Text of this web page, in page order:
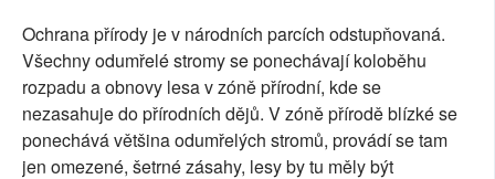
Ochrana přírody je v národních parcích odstupňovaná.
Všechny odumřelé stromy se ponechávají koloběhu
rozpadu a obnovy lesa v zóně přírodní, kde se
nezasahuje do přírodních dějů. V zóně přírodě blízké se
ponechává většina odumřelých stromů, provádí se tam
jen omezené, šetrné zásahy, lesy by tu měly být